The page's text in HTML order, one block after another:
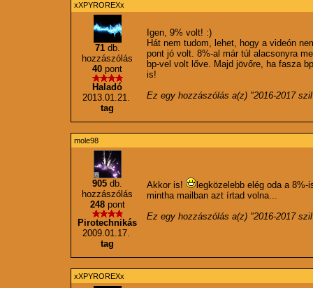
xXPYROREXx
71db.
hozzászólás
40 pont
Haladó
2013.01.21.
tag
Igen, 9% volt! :)
Hát nem tudom, lehet, hogy a videón
pont jó volt. 8%-al már túl alacsonyra
bp-vel volt lőve. Majd jövőre, ha fasza
is!
Ez egy hozzászólás a(z) "2016-2017
mole98
905 db.
hozzászólás
248pont
Pirotechnikás
2009.01.17.
tag
Akkor is!
legközelebb elég oda a
mintha mailban azt írtad volna...
Ez egy hozzászólás a(z) "2016-2017
xXPYROREXx